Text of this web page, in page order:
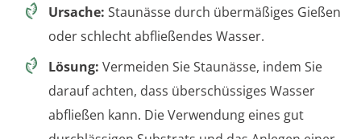
Ursache: Staunässe durch übermäßiges Gießen
oder schlecht abfließendes Wasser.
Lösung: Vermeiden Sie Staunässe, indem Sie
darauf achten, dass überschüssiges Wasser
abfließen kann. Die Verwendung eines gut